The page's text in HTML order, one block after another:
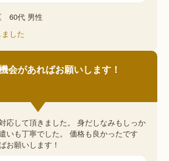
60代 男性
した
会があればお願いします！
応して頂きました。 身だしなみもしっか
いも丁寧でした。 価格も良かったです
お願いします！